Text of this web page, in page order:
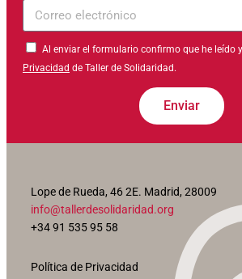
Correo
Al enviar el formulario confirmo que he leído
Privacidad de Taller de Solidaridad.
Enviar
Lope de Rueda, 46 2E. Madrid, 28009
info@tallerdesolidaridad.org
+34 91 535 95 58
Política de Privacidad